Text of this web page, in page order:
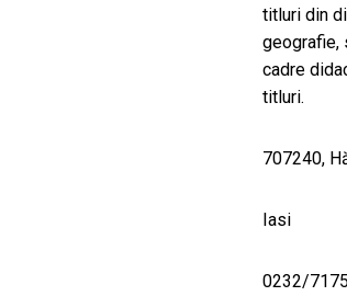
titluri din
geografie,
cadre
titluri.
707240,
Iasi
0232/